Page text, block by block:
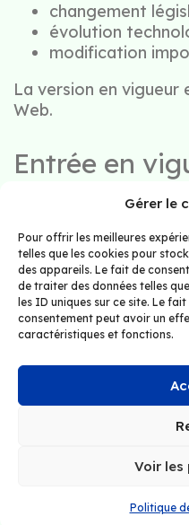
Gérer le
Pour offrir les meilleures
telles que les cookies pour
des appareils. Le fait de
de traiter des données telles
les ID uniques sur ce site. Le
consentement peut avoir un
caractéristiques et fonctions.
Voir les
Politique
changement
évolution
modification
La version en vigueur
Web.
Entrée en
de sa publication.
©
Politique